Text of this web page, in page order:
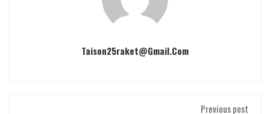
Taison25raket@gmail.com
Previous post